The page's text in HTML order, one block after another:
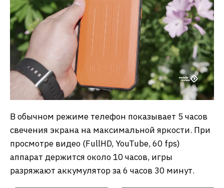
В обычном режиме телефон показывает 5 часов
свечения экрана на максимальной яркости. При
просмотре видео (FullHD, YouTube, 60 fps)
аппарат держится около 10 часов, игры
разряжают аккумулятор за 6 часов 30 минут.